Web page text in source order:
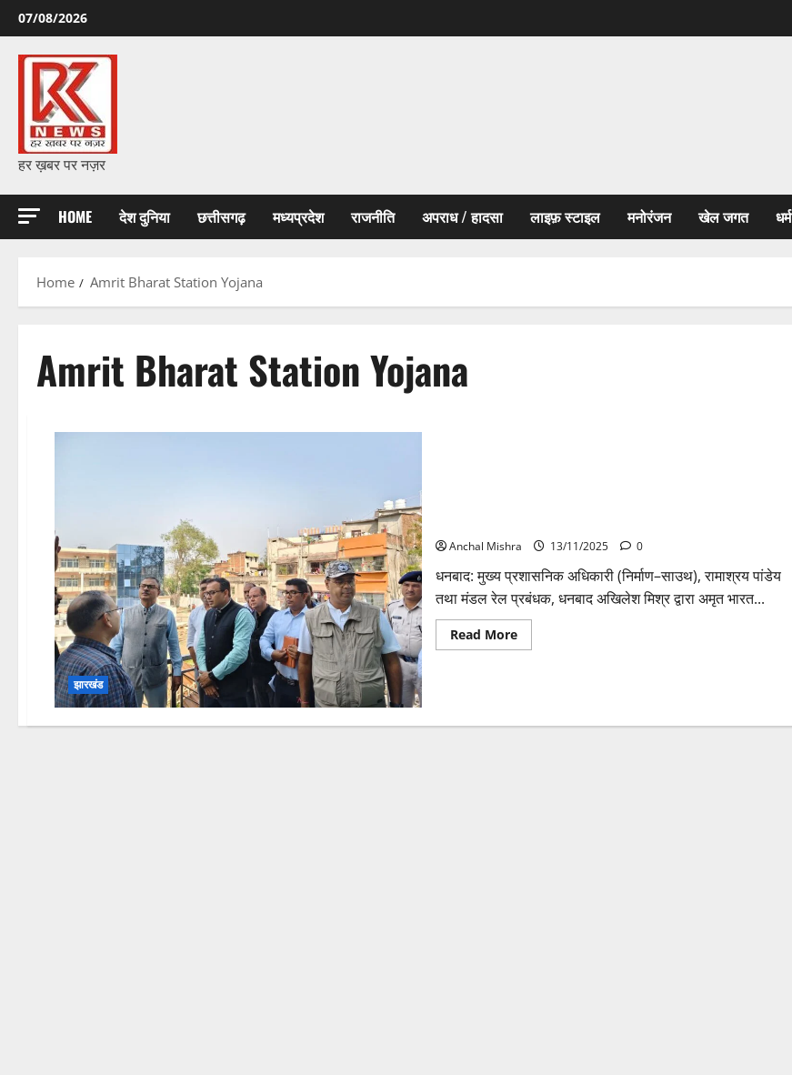
Skip
to
content
07/08/2026
हर ख़बर पर नज़र
HOME देश दुनिया छत्तीसगढ़ मध्यप्रदेश राजनीति अपराध / हादसा लाइफ़ स्टाइल मनोरंजन खेल जगत धर्म
Home Amrit Bharat Station Yojana
Amrit Bharat Station Yojana
झारखंड
Anchal Mishra 13/11/2025 0
धनबाद: मुख्य प्रशासनिक अधिकारी (निर्माण–साउथ), रामाश्रय पांडेय
तथा मंडल रेल प्रबंधक, धनबाद अखिलेश मिश्र द्वारा अमृत भारत...
Read MoreRead
more
के